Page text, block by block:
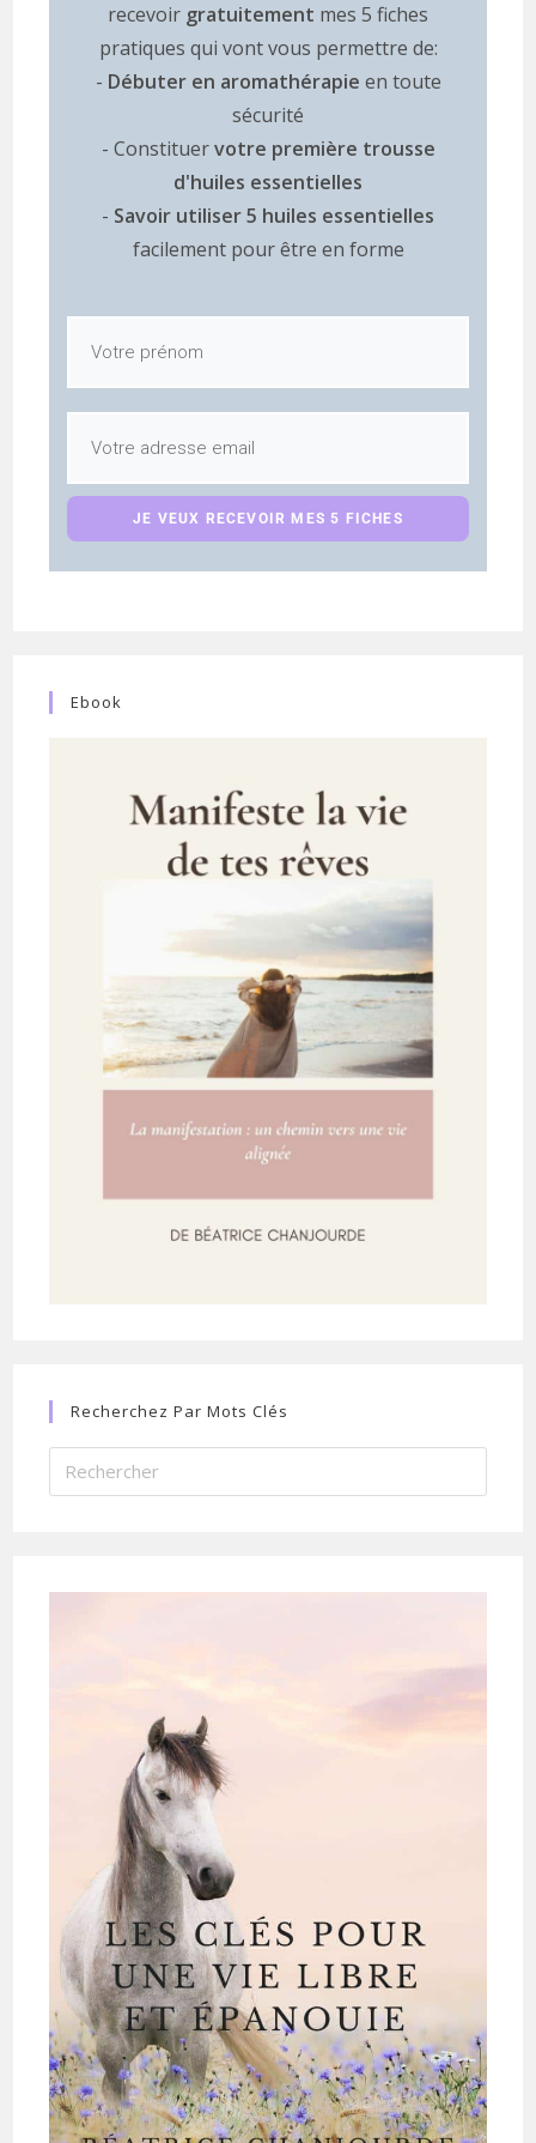
recevoir gratuitement mes 5 fiches
pratiques qui vont vous permettre de:
- Débuter en aromathérapie en toute
sécurité
- Constituervotre première trousse
d'huiles essentielles
- Savoir utiliser 5 huiles essentielles
facilement pour être en forme
JE VEUX RECEVOIR MES 5 FICHES
Ebook
Recherchez Par Mots Clés